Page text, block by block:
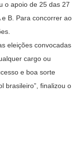
o apoio de 25 das 27
B. Para concorrer ao
eleições convocadas
cargo ou
e boa sorte
brasileiro”, finalizou o